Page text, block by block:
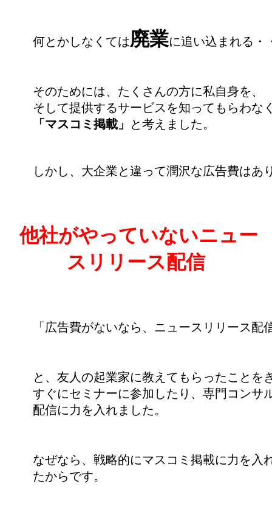
何とかしなくては廃業に追い込まれる・
そのためには、たくさんの方に私自身を、
そして提供するサービスを知ってもらわな
「マスコミ掲載」
と考えました。
しかし、大企業と違って潤沢な広告費はあ
他社がやっていないニュー
スリリース配信
「広告費がないなら、ニュースリリース配
と、友人の起業家に教えてもらったことを
すぐにセミナーに参加したり、専門コンサ
配信に力を入れました。
なぜなら、戦略的にマスコミ掲載に力を入
たからです。